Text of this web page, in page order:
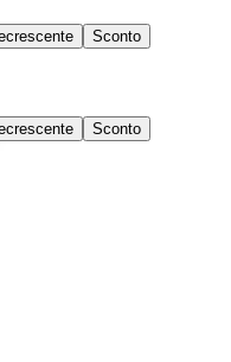
Sconto
Sconto